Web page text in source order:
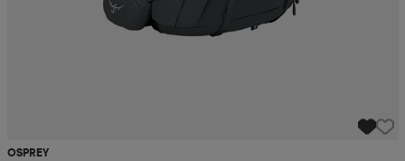
OSPREY